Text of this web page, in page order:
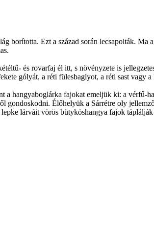
borította. Ezt a század során lecsapolták. Ma
és rovarfaj él itt, s növényzete is
gólyát, a réti fülesbaglyot, a réti sast vagy a
hangyaboglárka fajokat emeljük ki: a vérfű-
Élőhelyük a Sárrétre oly
lárváit vörös bütyköshangya fajok